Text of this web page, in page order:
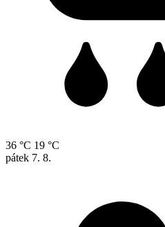
36 °C 19 °C
pátek 7. 8.